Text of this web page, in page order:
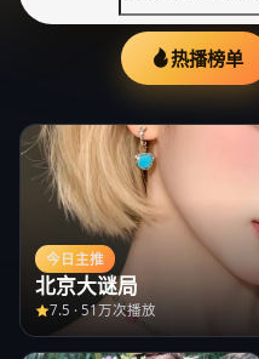
热播榜单
今日主推
北京大谜局
7.5 · 51万次播放